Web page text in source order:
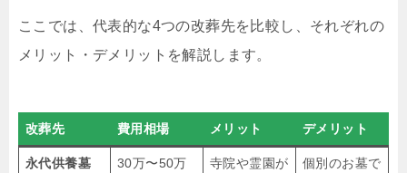
ここでは、代表的な4つの改葬先を比較し、それぞれの
メリット・デメリットを解説します。
改葬先 費用相場 メリット デメリット
永代供養墓
30万〜50万
寺院や霊園が
個別のお墓で